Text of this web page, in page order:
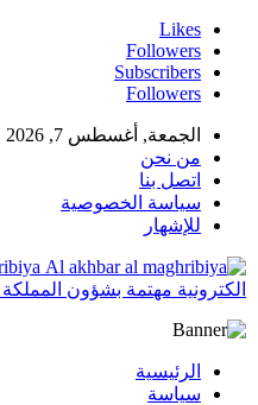
Likes
Followers
Subscribers
Followers
الجمعة, أغسطس 7, 2026
من نحن
اتصل بنا
سياسة الخصوصية
للإشهار
الكترونية مهتمة بشؤون
الرئيسية
سياسة